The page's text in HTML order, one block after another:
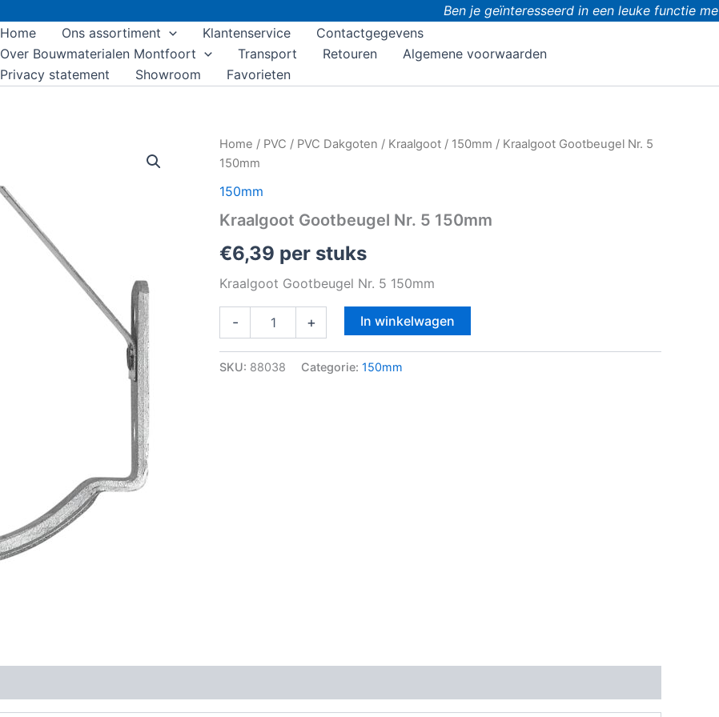
Ben je geïnteresseerd in een leuke functie
Home Ons assortiment Klantenservice
Contactgegevens
Over Bouwmaterialen Montfoort
Transport Retouren
Algemene voorwaarden
Privacy statement
Showroom Favorieten
Home / PVC / PVC Dakgoten / Kraalgoot / 150mm / Kraalgoot Gootbeugel Nr. 5
150mm
150mm
Kraalgoot Gootbeugel Nr. 5 150mm
€6,39 per stuks
Kraalgoot Gootbeugel Nr. 5 150mm
-
Kraalgoot
Gootbeugel
5
aantal
+ In winkelwagen
SKU: 88038 Categorie: 150mm